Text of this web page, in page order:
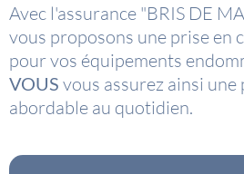
Avec l'assurance "BRIS DE
vous proposons une prise en
pour vos équipements
VOUS vous assurez ainsi
abordable au quotidien.